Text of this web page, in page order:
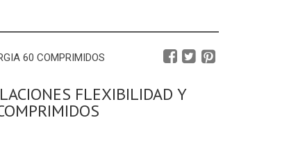
60 COMPRIMIDOS
FLEXIBILIDAD Y